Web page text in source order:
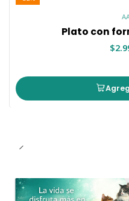
Plato con